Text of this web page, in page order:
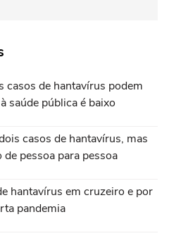
casos de hantavírus podem
saúde pública é baixo
casos de hantavírus, mas
pessoa para pessoa
hantavírus em cruzeiro e por
pandemia